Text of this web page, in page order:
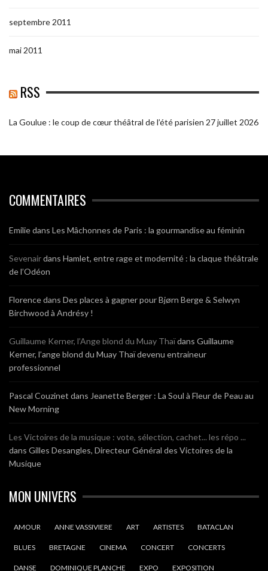
septembre 2011
mai 2011
RSS
La Goulue : le coup de cœur théâtral de l’été parisien 27 juillet 2026
COMMENTAIRES
Emiliedans Les Mâchonnes de Paris : la gourmandise au féminin
Sevenairdans Hamlet, entre rage et modernité : la claque théâtrale
de l’Odéon
Florencedans Des places à gagner pour Bjørn Berge & Selwyn
Birchwood à Andrésy !
Guillaume Kerner, l’Ange blond du Muay Thaïdans Guillaume
Kerner, l’ange blond du Muay Thaï devenu entraineur
professionnel
Pascal Couzinet dans Jeanette Berger : La Soul à Fleur de Peau au
New Morning
Les Victoires de la musique : vote, sélection, cachet... les répo ...
dans Gilles Desangles, Directeur Général des Victoires de la
Musique
MON UNIVERS
AMOUR ANNE VASSIVIERE ART ARTISTES BATACLAN
BLUES BRETAGNE CINEMA CONCERT CONCERTS
DANSE DOMINIQUE PLANCHE EXPO EXPOSITION